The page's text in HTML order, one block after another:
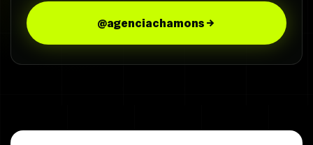
@agenciachamons